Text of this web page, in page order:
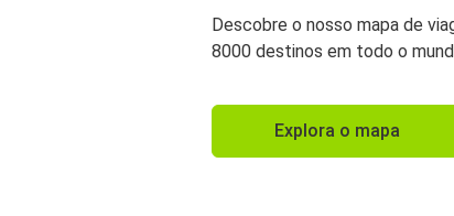
Descobre o nosso mapa de
8000 destinos em todo o
Explora o mapa